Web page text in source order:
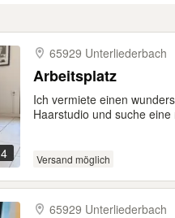
4
65929 Unterliederbach
Arbeitsplatz
Ich vermiete einen
Haarstudio und suche eine
Versand möglich
65929 Unterliederbach